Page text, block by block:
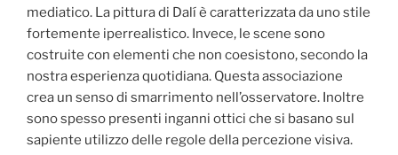
mediatico. La pittura di Dalí è caratterizzata da uno stile
fortemente iperrealistico. Invece, le scene sono
costruite con elementi che non coesistono, secondo la
nostra esperienza quotidiana. Questa associazione
crea un senso di smarrimento nell’osservatore. Inoltre
sono spesso presenti inganni ottici che si basano sul
sapiente utilizzo delle regole della percezione visiva.